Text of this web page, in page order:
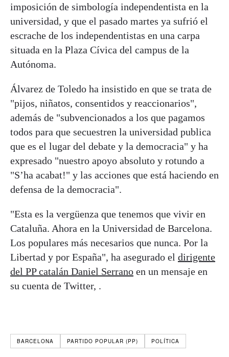
imposición de simbología independentista en la
universidad, y que el pasado martes ya sufrió el
escrache de los independentistas en una carpa
situada en la Plaza Cívica del campus de la
Autónoma.
Álvarez de Toledo ha insistido en que se trata de
"pijos, niñatos, consentidos y reaccionarios",
además de "subvencionados a los que pagamos
todos para que secuestren la universidad publica
que es el lugar del debate y la democracia" y ha
expresado "nuestro apoyo absoluto y rotundo a
"S’ha acabat!" y las acciones que está haciendo en
defensa de la democracia".
"Esta es la vergüenza que tenemos que vivir en
Cataluña. Ahora en la Universidad de Barcelona.
Los populares más necesarios que nunca. Por la
Libertad y por España", ha asegurado el dirigente
del PP catalán Daniel Serrano en un mensaje en
su cuenta de Twitter, .
BARCELONA PARTIDO POPULAR (PP) POLÍTICA